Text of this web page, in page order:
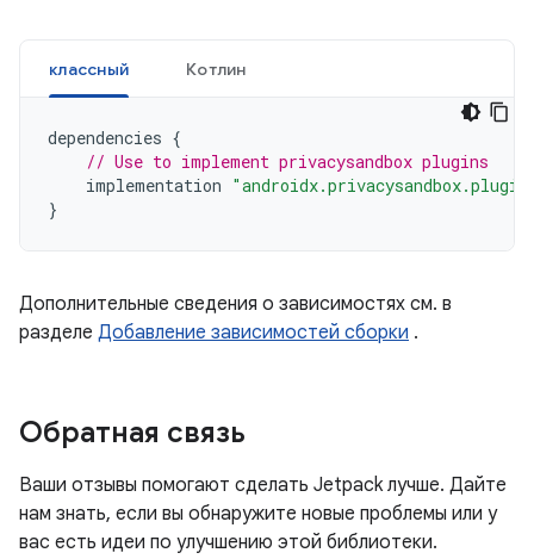
классный Котлин
dependencies {
// Use to implement privacysandbox plugins
implementation
}
Дополнительные сведения о зависимостях см. в
разделе Добавление зависимостей сборки .
Обратная связь
Ваши отзывы помогают сделать Jetpack лучше. Дайте
нам знать, если вы обнаружите новые проблемы или у
вас есть идеи по улучшению этой библиотеки.